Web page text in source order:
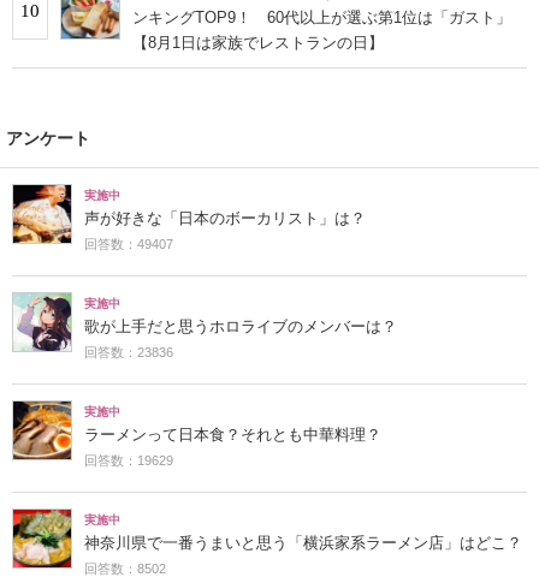
10
ンキングTOP9！ 60代以上が選ぶ第1位は「ガスト」
【8月1日は家族でレストランの日】
アンケート
実施中
声が好きな「日本のボーカリスト」は？
回答数：49407
実施中
歌が上手だと思うホロライブのメンバーは？
回答数：23836
実施中
ラーメンって日本食？それとも中華料理？
回答数：19629
実施中
神奈川県で一番うまいと思う「横浜家系ラーメン店」はどこ？
回答数：8502